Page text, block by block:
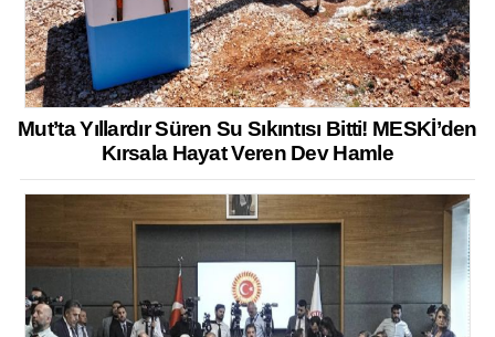
Mut’ta Yıllardır Süren Su Sıkıntısı Bitti! MESKİ’den
Kırsala Hayat Veren Dev Hamle